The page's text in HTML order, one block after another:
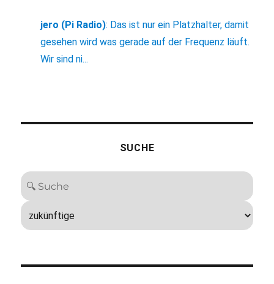
jero (Pi Radio): Das ist nur ein Platzhalter, damit
gesehen wird was gerade auf der Frequenz läuft.
Wir sind ni...
SUCHE